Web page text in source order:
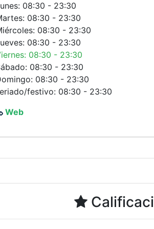
08:30 - 23:30
08:30 - 23:30
08:30 - 23:30
08:30 - 23:30
08:30 - 23:30
08:30 - 23:30
08:30 - 23:30
festivo: 08:30 - 23:30
Web